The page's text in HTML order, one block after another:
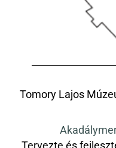
Tomory Lajos